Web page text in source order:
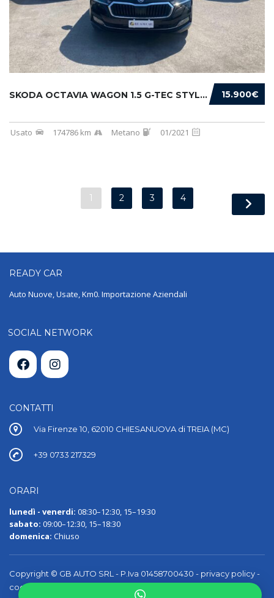
15.900€
SKODA OCTAVIA WAGON 1.5 G-TEC STYLE 130CV DS...
Usato 174786 km Metano 01/2021
1 2 3 4
READY CAR
Auto Nuove, Usate, Km0. Importazione Aziendali
SOCIAL NETWORK
CONTATTI
Via Firenze 10, 62010 CHIESANUOVA di TREIA (MC)
+39 0733 217329
ORARI
lunedì - venerdi: 08:30–12:30, 15–19:30
sabato: 09:00–12:30, 15–18:30
domenica: Chiuso
Copyright © GB AUTO SRL - P.Iva 01458700430 - privacy policy-
cookie policy